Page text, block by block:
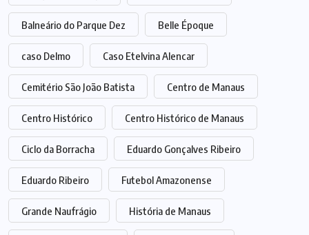
Balneário do Parque Dez Belle Époque
caso Delmo Caso Etelvina Alencar
Cemitério São João Batista Centro de Manaus
Centro Histórico Centro Histórico de Manaus
Ciclo da Borracha Eduardo Gonçalves Ribeiro
Eduardo Ribeiro Futebol Amazonense
Grande Naufrágio História de Manaus